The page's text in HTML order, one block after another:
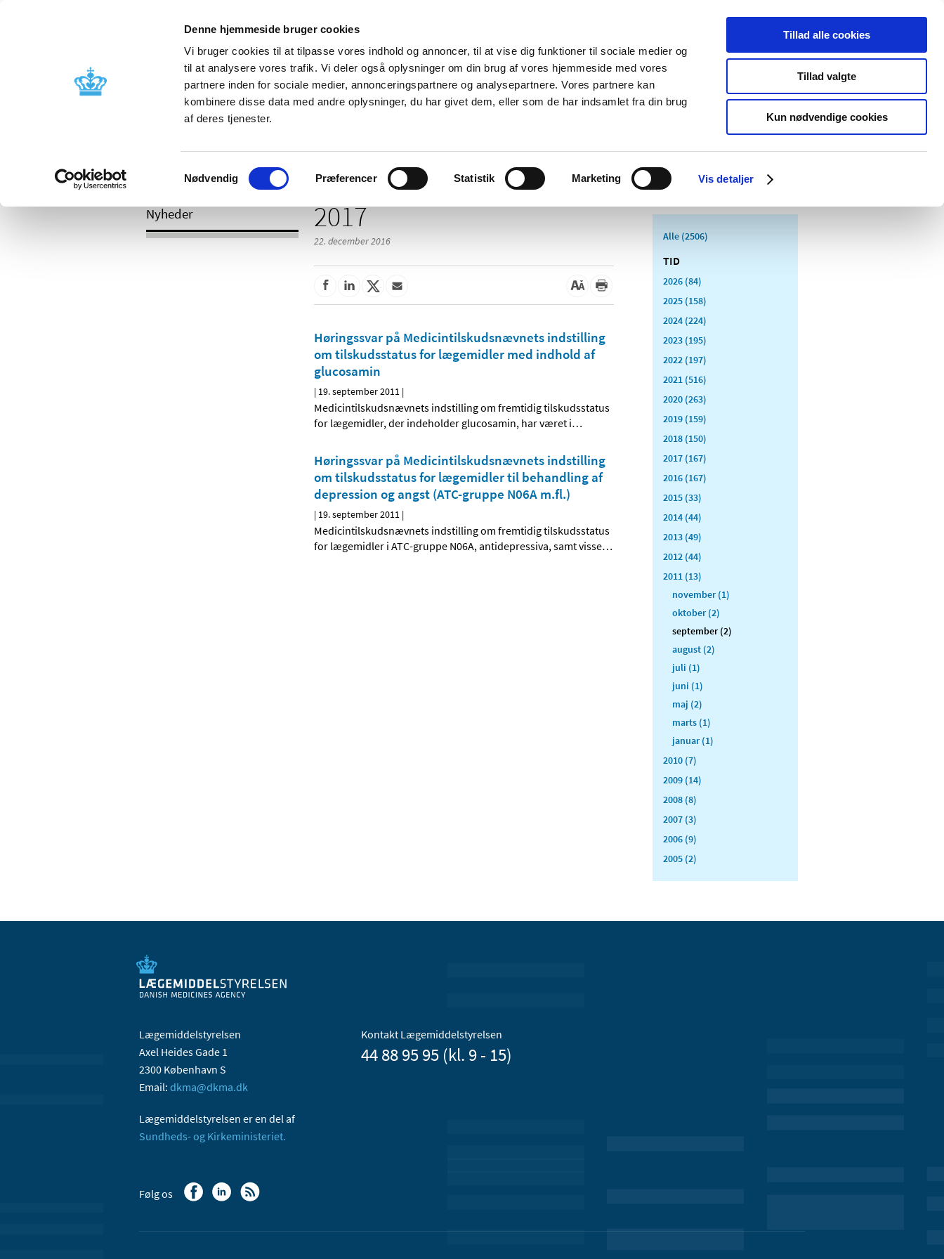
Denne hjemmeside bruger cookies
Vi bruger cookies til at tilpasse vores indhold og annoncer, til at vise dig funktioner til sociale medier og
til at analysere vores trafik. Vi deler også oplysninger om din brug af vores hjemmeside med vores
partnere inden for sociale medier, annonceringspartnere og analysepartnere. Vores partnere kan
kombinere disse data med andre oplysninger, du har givet dem, eller som de har indsamlet fra din brug
af deres tjenester.
Samtykkevalg
Nødvendig Præferencer Statistik Marketing Vis detaljer
Tillad alle cookies
Tillad valgte
Kun nødvendige cookies
Nyheder Om os Kontakt Udgivelser
Godkendelse og
Bivirkninger og
produktinformation
Tilskud og
Apoteker og salg af
Medicinsk
Særlige
produktområder
/ 2017
Nyheder 2017
22. december 2016
Høringssvar på Medicintilskudsnævnets indstilling
om tilskudsstatus for lægemidler med indhold af
glucosamin
| 19. september 2011 |
Medicintilskudsnævnets indstilling om fremtidig tilskudsstatus
for lægemidler, der indeholder glucosamin, har været i…
Høringssvar på Medicintilskudsnævnets indstilling
om tilskudsstatus for lægemidler til behandling af
depression og angst (ATC-gruppe N06A m.fl.)
| 19. september 2011 |
Medicintilskudsnævnets indstilling om fremtidig tilskudsstatus
for lægemidler i ATC-gruppe N06A, antidepressiva, samt visse…
Alle (2506)
TID
2026 (84)
2025 (158)
2024 (224)
2023 (195)
2022 (197)
2021 (516)
2020 (263)
2019 (159)
2018 (150)
2017 (167)
2016 (167)
2015 (33)
2014 (44)
2013 (49)
2012 (44)
2011 (13)
november (1)
oktober (2)
september (2)
august (2)
juli (1)
juni (1)
maj (2)
marts (1)
januar (1)
2010 (7)
2009 (14)
2008 (8)
2007 (3)
2006 (9)
2005 (2)
Lægemiddelstyrelsen
Axel Heides Gade 1
2300 København S
Email: dkma@dkma.dk
Lægemiddelstyrelsen er en del af
Sundheds- og Kirkeministeriet.
Kontakt Lægemiddelstyrelsen
44 88 95 95 (kl. 9 - 15)
Følg os